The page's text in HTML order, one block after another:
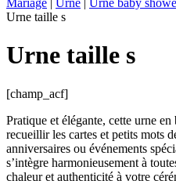
Urne taille s
Urne taille s
[champ_acf]
Pratique et élégante, cette urne
recueillir les cartes et petits mots
anniversaires ou événements
s’intègre harmonieusement à
chaleur et authenticité à votre